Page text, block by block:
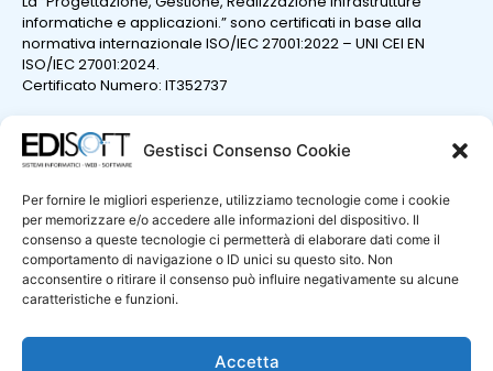
Gestisci Consenso Cookie
Per fornire le migliori esperienze, utilizziamo tecnologie come i cookie
per memorizzare e/o accedere alle informazioni del dispositivo. Il
consenso a queste tecnologie ci permetterà di elaborare dati come il
comportamento di navigazione o ID unici su questo sito. Non
acconsentire o ritirare il consenso può influire negativamente su alcune
caratteristiche e funzioni.
Accetta
informatiche e applicazioni.” sono certificati in base alla
normativa internazionale ISO/IEC 27001:2022 – UNI CEI EN
ISO/IEC 27001:2024.
Certificato Numero: IT352737
La “Progettazione e sviluppo di sistemi e prodotti informatici;
erogazione di servizi professionali nel settore informatico.”